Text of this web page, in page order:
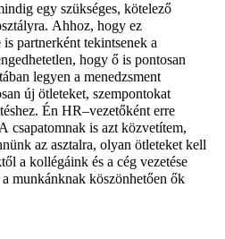
egy szükséges, kötelező
Ahhoz, hogy ez
is partnerként tekintsenek a
hogy ő is pontosan
legyen a menedzsment
új ötleteket, szempontokat
Én HR–vezetőként erre
A csapatomnak is azt közvetítem,
az asztalra, olyan ötleteket kell
től a kollégáink és a cég vezetése
a munkánknak köszönhetően ők